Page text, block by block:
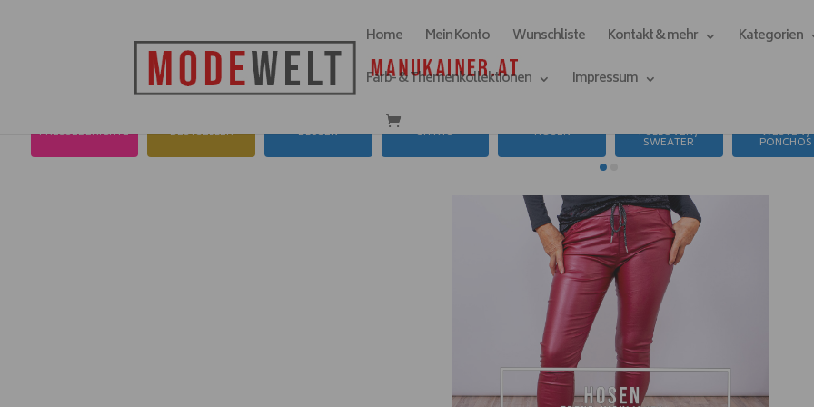
Home Mein Konto Wunschliste Kontakt & mehr Kategorien
Farb- & Themenkollektionen
Impressum
PRESSEBERICHTE BESTSELLER BLUSEN SHIRTS HOSEN PULLOVER /
SWEATER
WESTEN /
PONCHOS